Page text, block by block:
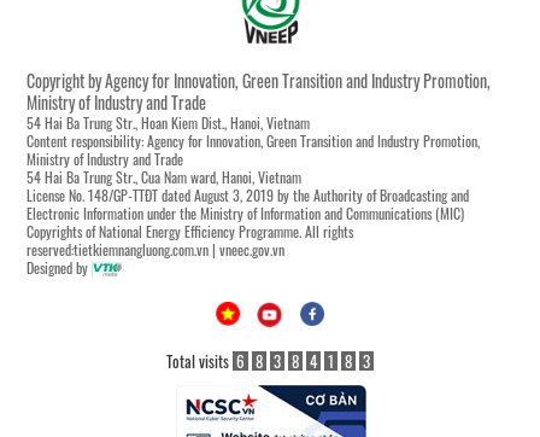
Copyright by Agency for Innovation, Green Transition and Industry Promotion,
Ministry of Industry and Trade
54 Hai Ba Trung Str., Hoan Kiem Dist., Hanoi, Vietnam
Content responsibility: Agency for Innovation, Green Transition and Industry Promotion,
Ministry of Industry and Trade
54 Hai Ba Trung Str., Cua Nam ward, Hanoi, Vietnam
License No. 148/GP-TTĐT dated August 3, 2019 by the Authority of Broadcasting and
Electronic Information under the Ministry of Information and Communications (MIC)
Copyrights of National Energy Efficiency Programme. All rights
reserved:tietkiemnangluong.com.vn | vneec.gov.vn
Designed by
Total visits 6 8 3 8 4 1 8 3